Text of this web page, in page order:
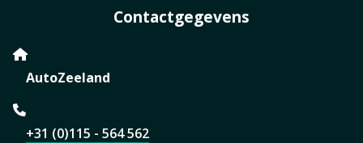
Contactgegevens
AutoZeeland
+31 (0)115 - 564 562